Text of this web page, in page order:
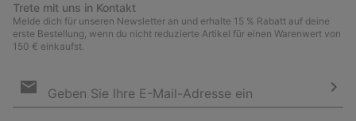
Trete mit uns in Kontakt
Melde dich für unseren Newsletter an und erhalte 15 % Rabatt auf deine
erste Bestellung, wenn du nicht reduzierte Artikel für einen Warenwert von
150 € einkaufst.
Anmeldung